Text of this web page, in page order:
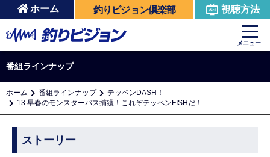
ホーム 釣りビジョン倶楽部 視聴方法
メニュー
番組ラインナップ
ホーム 番組ラインナップ
テッペンDASH！
13 早春のモンスターバス捕獲！これぞテッペンFISHだ！
ストーリー